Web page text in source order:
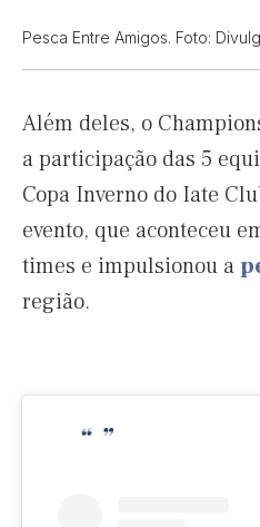
Pesca Entre Amigos. Foto:
Além deles, o
a participação das 5
Copa Inverno do Iate
evento, que aconteceu
times e impulsionou a
região.